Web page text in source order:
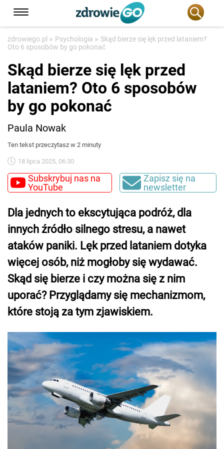
zdrowiego.pl » Psychologia » Skąd bierze się lęk przed lataniem?
Oto 6 sposobów by go pokonać
Skąd bierze się lęk przed
lataniem? Oto 6 sposobów
by go pokonać
Paula Nowak
Ten tekst przeczytasz w 2 minuty
18 lipca 2025, 06:30
Subskrybuj nas na
YouTube
Zapisz się na
newsletter
Dla jednych to ekscytująca podróż, dla
innych źródło silnego stresu, a nawet
ataków paniki. Lęk przed lataniem dotyka
więcej osób, niż mogłoby się wydawać.
Skąd się bierze i czy można się z nim
uporać? Przyglądamy się mechanizmom,
które stoją za tym zjawiskiem.